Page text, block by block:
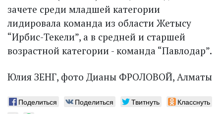
зачете среди младшей категории
лидировала команда из области Жетысу
“Ирбис-Текели”, а в средней и старшей
возрастной категории - команда “Павлодар”.
Юлия ЗЕНГ, фото Дианы ФРОЛОВОЙ, Алматы
Поделиться Поделиться Твитнуть Класснуть